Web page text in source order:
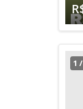
1 /